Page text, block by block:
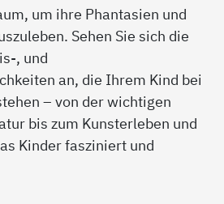
um ihre Phantasien und
Sehen Sie sich die
, und
an, die Ihrem Kind bei
– von der wichtigen
bis zum Kunsterleben und
Kinder fasziniert und